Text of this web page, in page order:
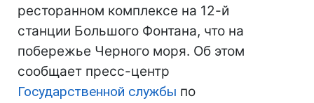
ресторанном комплексе на 12-й
станции Большого Фонтана, что на
побережье Черного моря. Об этом
сообщает пресс-центр
Государственной службы по